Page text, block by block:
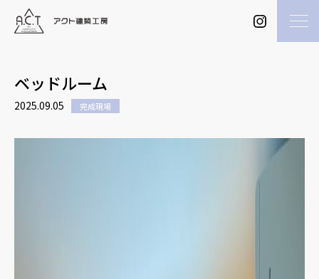
ベッドルーム
2025.09.05 完成現場